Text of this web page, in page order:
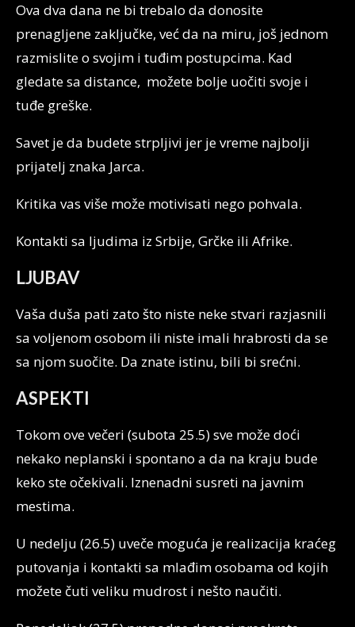
Ova dva dana ne bi trebalo da donosite
prenagljene zaključke, već da na miru, još jednom
razmislite o svojim i tuđim postupcima. Kad
gledate sa distance, možete bolje uočiti svoje i
tuđe greške.
Savet je da budete strpljivi jer je vreme najbolji
prijatelj znaka Jarca.
Kritika vas više može motivisati nego pohvala.
Kontakti sa ljudima iz Srbije, Grčke ili Afrike.
LJUBAV
Vaša duša pati zato što niste neke stvari razjasnili
sa voljenom osobom ili niste imali hrabrosti da se
sa njom suočite. Da znate istinu, bili bi srećni.
ASPEKTI
Tokom ove večeri (subota 25.5) sve može doći
nekako neplanski i spontano a da na kraju bude
keko ste očekivali. Iznenadni susreti na javnim
mestima.
U nedelju (26.5) uveče moguća je realizacija kraćeg
putovanja i kontakti sa mlađim osobama od kojih
možete čuti veliku mudrost i nešto naučiti.